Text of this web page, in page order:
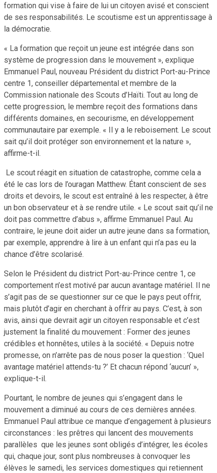
formation qui vise à faire de lui un citoyen avisé et conscient
de ses responsabilités. Le scoutisme est un apprentissage à
la démocratie.
« La formation que reçoit un jeune est intégrée dans son
système de progression dans le mouvement », explique
Emmanuel Paul, nouveau Président du district Port-au-Prince
centre 1, conseiller départemental et membre de la
Commission nationale des Scouts d’Haïti. Tout au long de
cette progression, le membre reçoit des formations dans
différents domaines, en secourisme, en développement
communautaire par exemple. « Il y a le reboisement. Le scout
sait qu’il doit protéger son environnement et la nature »,
affirme-t-il.
Le scout réagit en situation de catastrophe, comme cela a
été le cas lors de l’ouragan Matthew. Étant conscient de ses
droits et devoirs, le scout est entraîné à les respecter, à être
un bon observateur et à se rendre utile. « Le scout sait qu’il ne
doit pas commettre d’abus », affirme Emmanuel Paul. Au
contraire, le jeune doit aider un autre jeune dans sa formation,
par exemple, apprendre à lire à un enfant qui n’a pas eu la
chance d’être scolarisé.
Selon le Président du district Port-au-Prince centre 1, ce
comportement n’est motivé par aucun avantage matériel. Il ne
s’agit pas de se questionner sur ce que le pays peut offrir,
mais plutôt d’agir en cherchant à offrir au pays. C’est, à son
avis, ainsi que devrait agir un citoyen responsable et c’est
justement la finalité du mouvement : Former des jeunes
crédibles et honnêtes, utiles à la société. « Depuis notre
promesse, on n’arrête pas de nous poser la question : ‘Quel
avantage matériel attends-tu ?’ Et chacun répond ‘aucun’ »,
explique-t-il.
Pourtant, le nombre de jeunes qui s’engagent dans le
mouvement a diminué au cours de ces dernières années.
Emmanuel Paul attribue ce manque d’engagement à plusieurs
circonstances : les prêtres qui lancent des mouvements
parallèles que les jeunes sont obligés d’intégrer, les écoles
qui, chaque jour, sont plus nombreuses à convoquer les
élèves le samedi, les services domestiques qui retiennent